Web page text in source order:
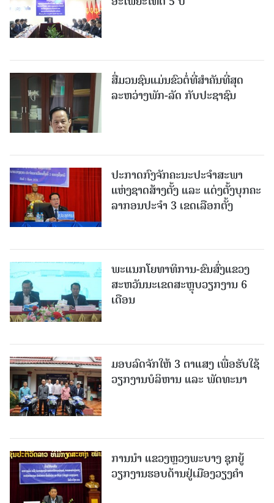
ສື່ມວນຊົນແມ່ນຂົວຕໍ່ທີ່ສໍາຄັນທີ່ສຸດ
ລະຫວ່າງພັກ-ລັດ ກັບປະຊາຊົນ
ປະກາດກົງຈັກຄະນະປະຈໍາສະພາ
ແຫ່ງຊາດສ້າງຕັ້ງ ແລະ ແຕ່ງຕັ້ງບຸກຄະ
ລາກອນປະຈໍາ 3 ເຂດເລືອກຕັ້ງ
ພະແນກໂຍທາທິການ-ຂົນສົ່ງແຂວງ
ສະຫວັນນະເຂດສະຫຼຸບວຽກງານ 6
ເດືອນ
ມອບລົດຈັກໃຫ້ 3 ຕາແສງ ເພື່ອຮັບໃຊ້
ວຽກງານບໍລິຫານ ແລະ ພັດທະນາ
ການນຳ ແຂວງຫຼວງພະບາງ ຊຸກຍູ້
ວຽກງານຮອບດ້ານຢູ່ເມືອງວຽງຄໍາ